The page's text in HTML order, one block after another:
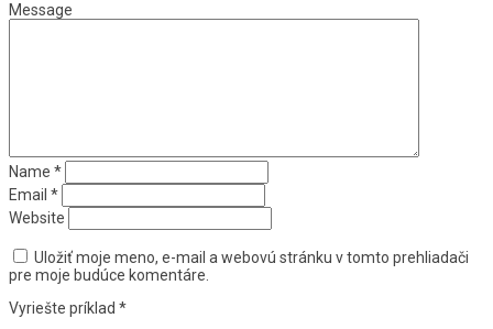
Message
Name *
Email *
Website
Uložiť moje meno, e-mail a webovú stránku v tomto prehliadači
pre moje budúce komentáre.
Vyriešte príklad *